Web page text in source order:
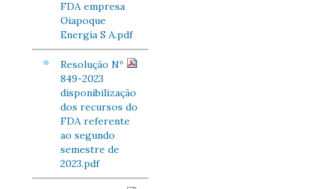
FDA empresa
Oiapoque
Energia S A.pdf
Resolução Nº
849-2023
disponibilização
dos recursos do
FDA referente
ao segundo
semestre de
2023.pdf